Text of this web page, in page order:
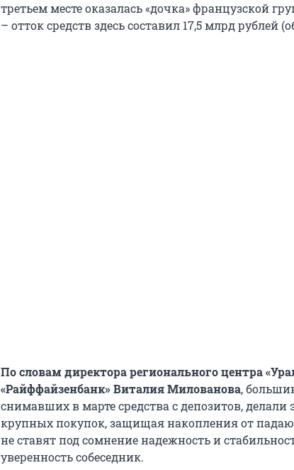
третьем месте оказалась «дочка» французской
– отток средств здесь составил 17,5 млрд рублей
По словам директора регионального центра
«Райффайзенбанк» Виталия Милованова,
снимавших в марте средства с депозитов, делали
крупных покупок, защищая накопления от
не ставят под сомнение надежность и
уверенность собеседник.